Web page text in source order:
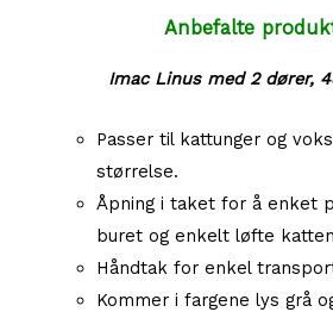
Anbefalte
Imac Linus med 2 dører,
Passer til kattunger og
størrelse.
Åpning i taket for å enket
buret og enkelt løfte
Håndtak for enkel
Kommer i fargene lys grå